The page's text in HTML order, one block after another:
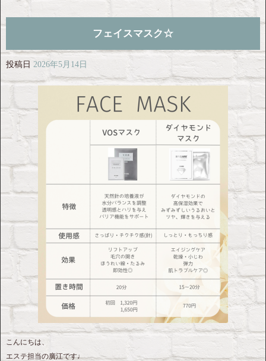
フェイスマスク☆
投稿日 2026年5月14日
こんにちは、
エステ担当の廣江です♩